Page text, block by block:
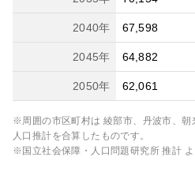
2040年 67,598
2045年 64,882
2050年 62,061
※周囲の市区町村は 綾部市、丹波市、
人口推計を合算したものです。
※国立社会保障・人口問題研究所 推計 よ